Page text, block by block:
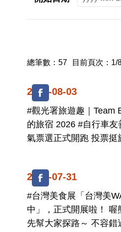
總筆數：57 目前頁次：1/
2026-08-03
#觀光署旅遊趣｜Team
的旅宿 2026 #自行車友善旅宿 人
氣票選正式開跑 投票挺
2026-07-31
#台灣美食展「台灣美
中」，正式開展啦！ 喔
先幫大家探路～ 不容錯